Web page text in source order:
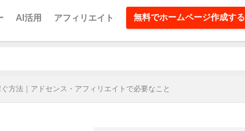
AI活用 アフィリエイト 無料でホームページ作成する
方法｜アドセンス・アフィリエイトで必要なこと